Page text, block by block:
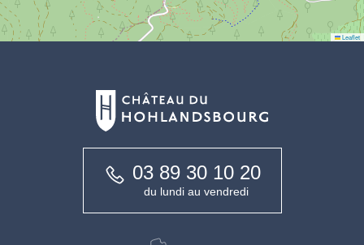
Leaflet
03 89 30 10 20
du lundi au vendredi